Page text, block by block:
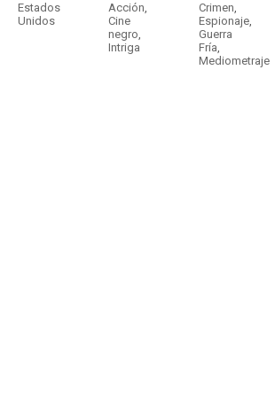
Estados
Unidos
Acción,
Cine
negro,
Intriga
Crimen,
Espionaje,
Guerra
Fría,
Mediometraje